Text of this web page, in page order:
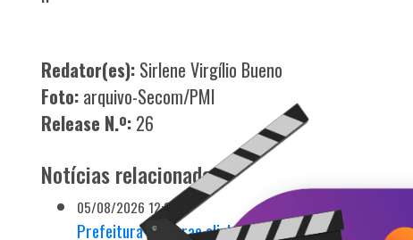
Redator(es): Sirlene Virgílio Bueno
Foto: arquivo-Secom/PMI
Release N.º: 26
Notícias relacionadas
05/08/2026 12:38h
Prefeitura e Sebrae alinham estratégias para